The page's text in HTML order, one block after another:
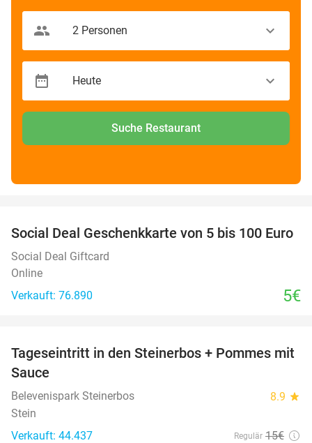
Suche Restaurant
Social Deal Geschenkkarte von 5 bis 100 Euro
Social Deal Giftcard
Online
Verkauft: 76.890
5€
37%
Tageseintritt in den Steinerbos + Pommes mit
Sauce
Belevenispark Steinerbos 8.9 star
Stein
Verkauft: 44.437
Regulär 15€